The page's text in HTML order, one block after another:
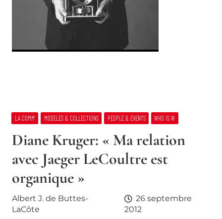
LA COMM’ MODELES & COLLECTIONS PEOPLE & EVENTS WHO IS W
Diane Kruger: « Ma relation
avec Jaeger LeCoultre est
organique »
Albert J. de Buttes-
LaCôte
26 septembre
2012